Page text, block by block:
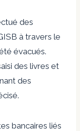
des
à travers le
évacués.
des livres et
des
bancaires liés